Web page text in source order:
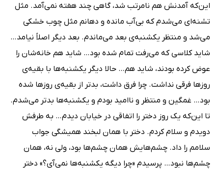
این‌که آمدنش هم نامرتب شد، گاهی چند هفته نمی‌آمد. مثل
تشنه‌ای می‌شدم که بی‌آب مانده و دهانم مثل چوب خشکی
می‌شد و منتظر یکشنبه‌ی بعد می‌ماندم. بعد دیگر اصلاً نیامد…
شاید کلاسی که می‌رفت تمام شده بود… شاید هم خانه‌شان را
عوض کرده بودند، شاید هم… حالا دیگر یکشنبه‌ها با بقیه‌ی
روزها فرقی نداشت. چرا فرق داشت، بدتر از بقیه‌ی روزها شده
بود… غمگین و منتظر و ناامید بودم و یکشنبه‌ها بدتر می‌شدم.
تا این‌که یک روز دختر را اتفاقی در خیابان دیدم… به طرفش
دویدم و سلام کردم. دختر با همان لبخند همیشگی جواب
سلامم را داد. چشم‌هایش همان چشم‌ها بود، ولی نه، همان
چشم‌ها نبود… پرسیدم «چرا دیگه یکشنبه‌ها نمی‌آی؟» دختر